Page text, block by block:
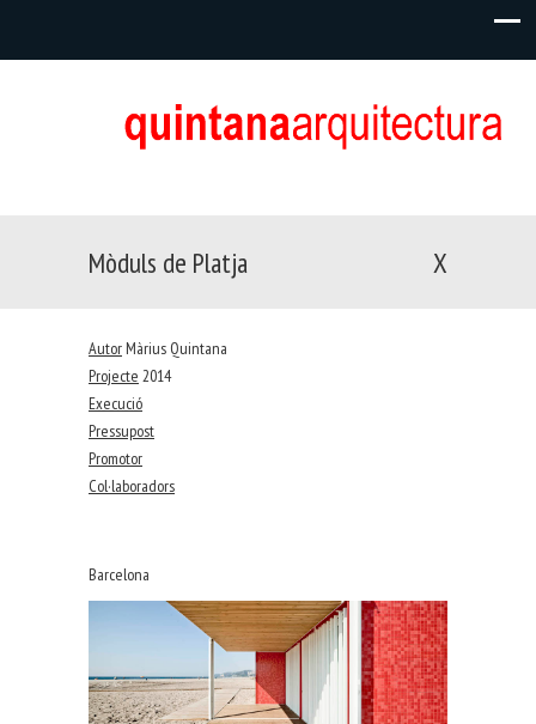
Mòduls de Platja X
Autor Màrius Quintana
Projecte 2014
Execució
Pressupost
Promotor
Col·laboradors
Barcelona